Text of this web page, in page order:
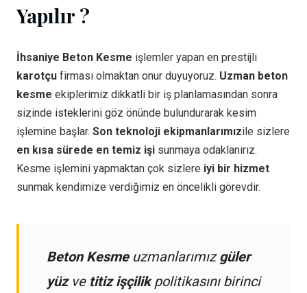
Yapılır ?
İhsaniye Beton Kesme işlemler yapan en prestijli
karotçu firması olmaktan onur duyuyoruz. Uzman beton
kesme ekiplerimiz dikkatli bir iş planlamasından sonra
sizinde isteklerini göz önünde bulundurarak kesim
işlemine başlar. Son teknoloji ekipmanlarımızile sizlere
en kısa sürede en temiz işi sunmaya odaklanırız.
Kesme işlemini yapmaktan çok sizlere iyi bir hizmet
sunmak kendimize verdiğimiz en öncelikli görevdir.
Beton Kesmeuzmanlarımızgüler
yüzve titiz işçilikpolitikasını birinci